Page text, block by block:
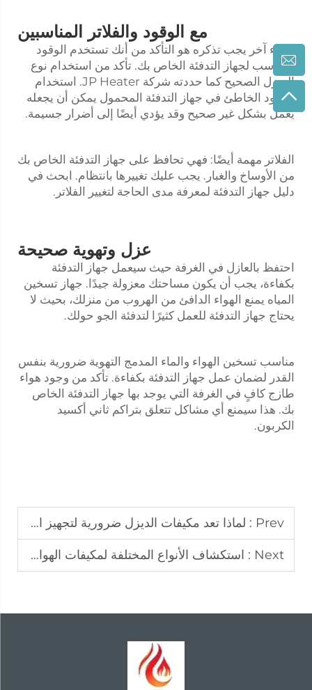
مع الوقود والفلاتر المناسبين
شيء آخر يجب تذكره هو التأكد من أنك تستخدم الوقود
المناسب لجهاز التدفئة الخاص بك. تأكد من استخدام نوع
الديزل الصحيح كما حددته شركة JP Heater. استخدام
الوقود الخاطئ في جهاز التدفئة المحمول يمكن أن يجعله
يعمل بشكل غير صحيح وقد يؤدي أيضًا إلى أضرار جسيمة.
الفلاتر مهمة أيضًا: فهي تحافظ على جهاز التدفئة الخاص بك
من الأوساخ والغبار. يجب عليك تغييرها بانتظام. ابحث في
دليل جهاز التدفئة لمعرفة مدى الحاجة لتغيير الفلاتر.
عزل وتهوية صحيحة
احتفظ بالعازل في الغرفة حيث سيعمل جهاز التدفئة
بكفاءة، يجب أن يكون مساحتك معزولة جيدًا. جهاز تسخين
المياه يمنع الهواء الدافئ من الهروب من منزلك، بحيث لا
يحتاج جهاز التدفئة للعمل كثيرًا لتدفئة الجو حولك.
مناسب تسخين الهواء والماء المدمج التهوية ضرورية بنفس
القدر لضمان عمل جهاز التدفئة بكفاءة. تأكد من وجود هواء
طازج كافٍ في الغرفة التي يوجد بها جهاز التدفئة الخاص
بك. هذا سيمنع أي مشاكل تتعلق بتراكم ثاني أكسيد
الكربون.
Prev : لماذا تعد مكيفات الديزل ضرورية لتجهيز المعدات في فصل الشتاء
Next : استكشاف الأنواع المختلفة لمكيفات الهواء التي تعمل بالديزل للاستخدام المنزلي والصناعي